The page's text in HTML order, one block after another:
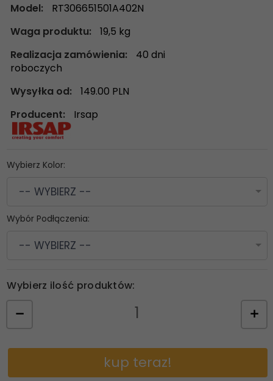
Model:
RT306651501A402N
Waga produktu:
19,5 kg
Realizacja zamówienia:
40 dni
roboczych
Wysyłka od:
149.00 PLN
Producent:
Irsap
Wybierz Kolor:
-- WYBIERZ --
Wybór Podłączenia:
-- WYBIERZ --
Wybierz ilość produktów:
kup teraz!